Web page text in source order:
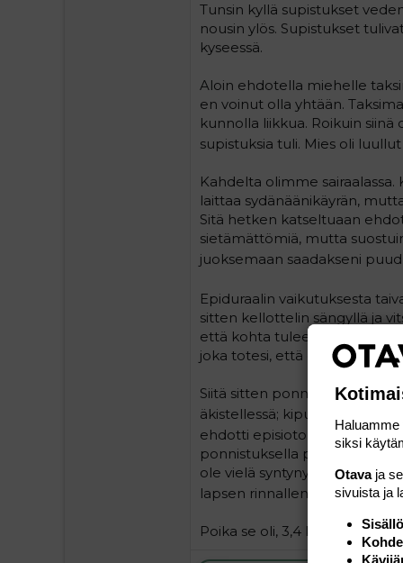
Tunsin kyllä supistukset
nousin ylös. Supistukset
kyseessä.
Aloin ehdotella miehelle
en voinut olla yhtään.
kunnolla liikkua. Roikuin
supistuksia tuli. Mies oli
Kahdelta olimme
laittaa sydänäänikäyrän,
Sitä hetken katseltuaan
sietämättömiä, mutta
juoksemaan saadakseni
Epiduraalin vaikutuksesta
sitten kellottelin sängyllä ja
että kohta tulee löröt
joka totesi, että olen täysin
Siitä sitten ponnistelemaan.
äkistellessä; kipua en
ehdotti episiotomiaa.
ponnistuksella pää syntyikin.
ole vielä syntynytkään.
lapsen rinnalleni.
Poika se oli, 3,4 kg.
Haluamme
siksi
Otavaja
sivuista ja